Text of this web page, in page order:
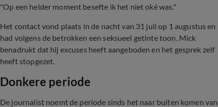
"Op een helder moment besefte ik het niet oké was."
Het contact vond plaats in de nacht van 31 juli op 1 augustus en
had volgens de betrokken een seksueel getinte toon. Mick
benadrukt dat hij excuses heeft aangeboden en het gesprek zelf
heeft stopgezet.
Donkere periode
De journalist noemt de periode sinds het naar buiten komen van